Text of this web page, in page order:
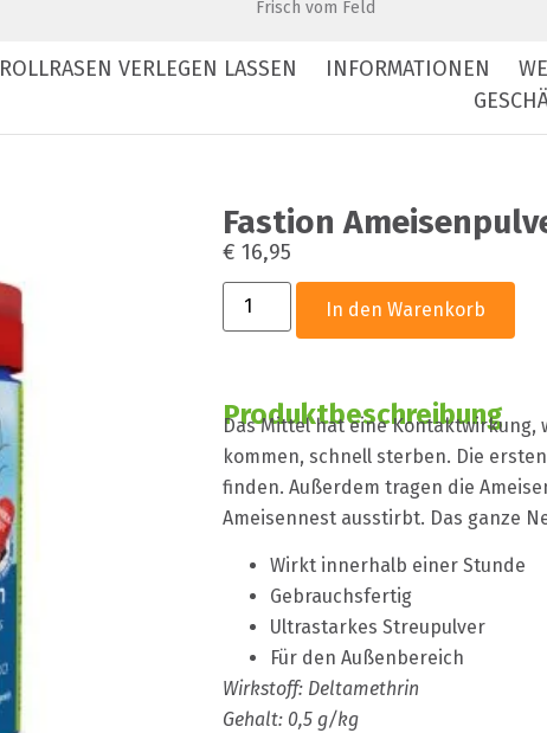
Frisch vom Feld
ROLLRASEN VERLEGEN LASSEN INFORMATIONEN
Fastion
€ 16,95
In den Warenkorb
Produktbeschreibung
Das Mittel hat eine Kontaktwirkung,
kommen, schnell sterben. Die
finden. Außerdem tragen die
Ameisennest ausstirbt. Das ganze
Wirkt innerhalb einer Stunde
Gebrauchsfertig
Ultrastarkes Streupulver
Für den Außenbereich
Wirkstoff: Deltamethrin
Gehalt: 0,5 g/kg